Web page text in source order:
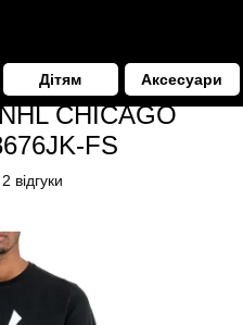
Дітям Аксесуари
Футболка 47brand NHL
CHICAGO
FS
2 відгуки